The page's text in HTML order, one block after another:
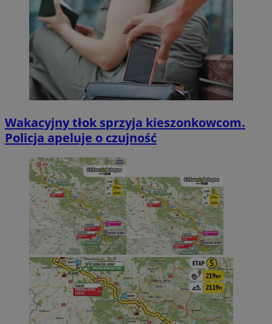
Wakacyjny tłok sprzyja kieszonkowcom.
Policja apeluje o czujność